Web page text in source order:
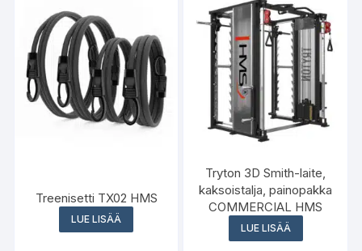
Treenisetti TX02 HMS
LUE LISÄÄ
Tryton 3D Smith-laite,
kaksoistalja, painopakka
COMMERCIAL HMS
LUE LISÄÄ